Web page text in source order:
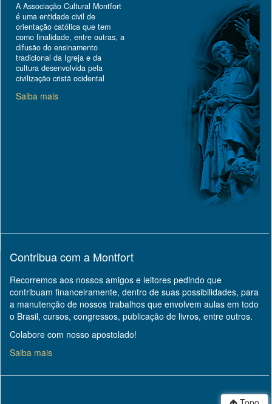
A Associação Cultural Montfort
é uma entidade civil de
orientação católica que tem
como finalidade, entre outras, a
difusão do ensinamento
tradicional da Igreja e da
cultura desenvolvida pela
civilização cristã ocidental
Saiba mais
Contribua com a Montfort
Recorremos aos nossos amigos e leitores pedindo que
contribuam financeiramente, dentro de suas possibilidades, para
a manutenção de nossos trabalhos que envolvem aulas em todo
o Brasil, cursos, congressos, publicação de livros, entre outros.
Colabore com nosso apostolado!
Saiba mais